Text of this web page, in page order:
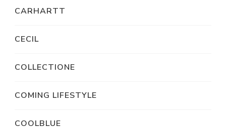
CARHARTT
CECIL
COLLECTIONE
COMING LIFESTYLE
COOLBLUE